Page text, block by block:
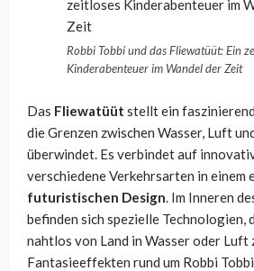
Robbi Tobbi und das Fliewatüüt: Ein
Kinderabenteuer im Wandel der Zeit
Das Fliewatüüt stellt ein
die Grenzen zwischen Wasser, Luft
überwindet. Es verbindet auf
verschiedene Verkehrsarten in einem
futuristischen Design. Im Inneren
befinden sich spezielle Technologien,
nahtlos von Land in Wasser oder Luft
Fantasieeffekten rund um Robbi